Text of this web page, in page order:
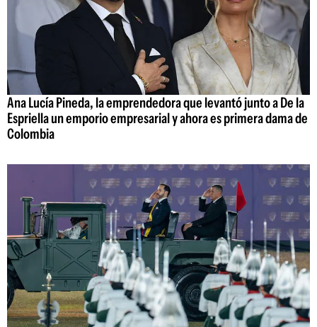
Ana Lucía Pineda, la emprendedora que levantó junto a De la
Espriella un emporio empresarial y ahora es primera dama de
Colombia